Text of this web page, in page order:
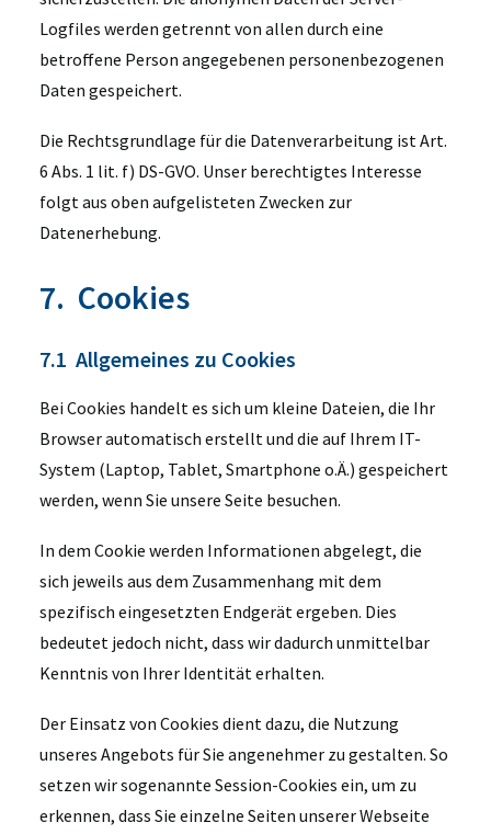
Logfiles werden getrennt von allen durch eine
betroffene Person angegebenen personenbezogenen
Daten gespeichert.
Die Rechtsgrundlage für die Datenverarbeitung ist Art.
6 Abs. 1 lit. f) DS-GVO. Unser berechtigtes Interesse
folgt aus oben aufgelisteten Zwecken zur
Datenerhebung.
7. Cookies
7.1 Allgemeines zu Cookies
Bei Cookies handelt es sich um kleine Dateien, die Ihr
Browser automatisch erstellt und die auf Ihrem IT-
System (Laptop, Tablet, Smartphone o.Ä.) gespeichert
werden, wenn Sie unsere Seite besuchen.
In dem Cookie werden Informationen abgelegt, die
sich jeweils aus dem Zusammenhang mit dem
spezifisch eingesetzten Endgerät ergeben. Dies
bedeutet jedoch nicht, dass wir dadurch unmittelbar
Kenntnis von Ihrer Identität erhalten.
Der Einsatz von Cookies dient dazu, die Nutzung
unseres Angebots für Sie angenehmer zu gestalten. So
setzen wir sogenannte Session-Cookies ein, um zu
erkennen, dass Sie einzelne Seiten unserer Webseite